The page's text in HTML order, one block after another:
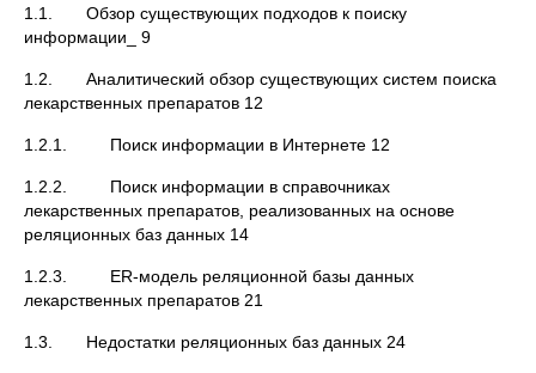
1.1. Обзор существующих подходов к поиску
информации_ 9
1.2. Аналитический обзор существующих систем поиска
лекарственных препаратов 12
1.2.1. Поиск информации в Интернете 12
1.2.2. Поиск информации в справочниках
лекарственных препаратов, реализованных на основе
реляционных баз данных 14
1.2.3. ER-модель реляционной базы данных
лекарственных препаратов 21
1.3. Недостатки реляционных баз данных 24